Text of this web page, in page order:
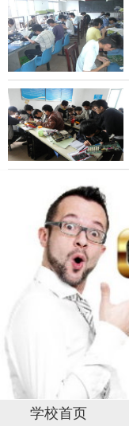
学校首页